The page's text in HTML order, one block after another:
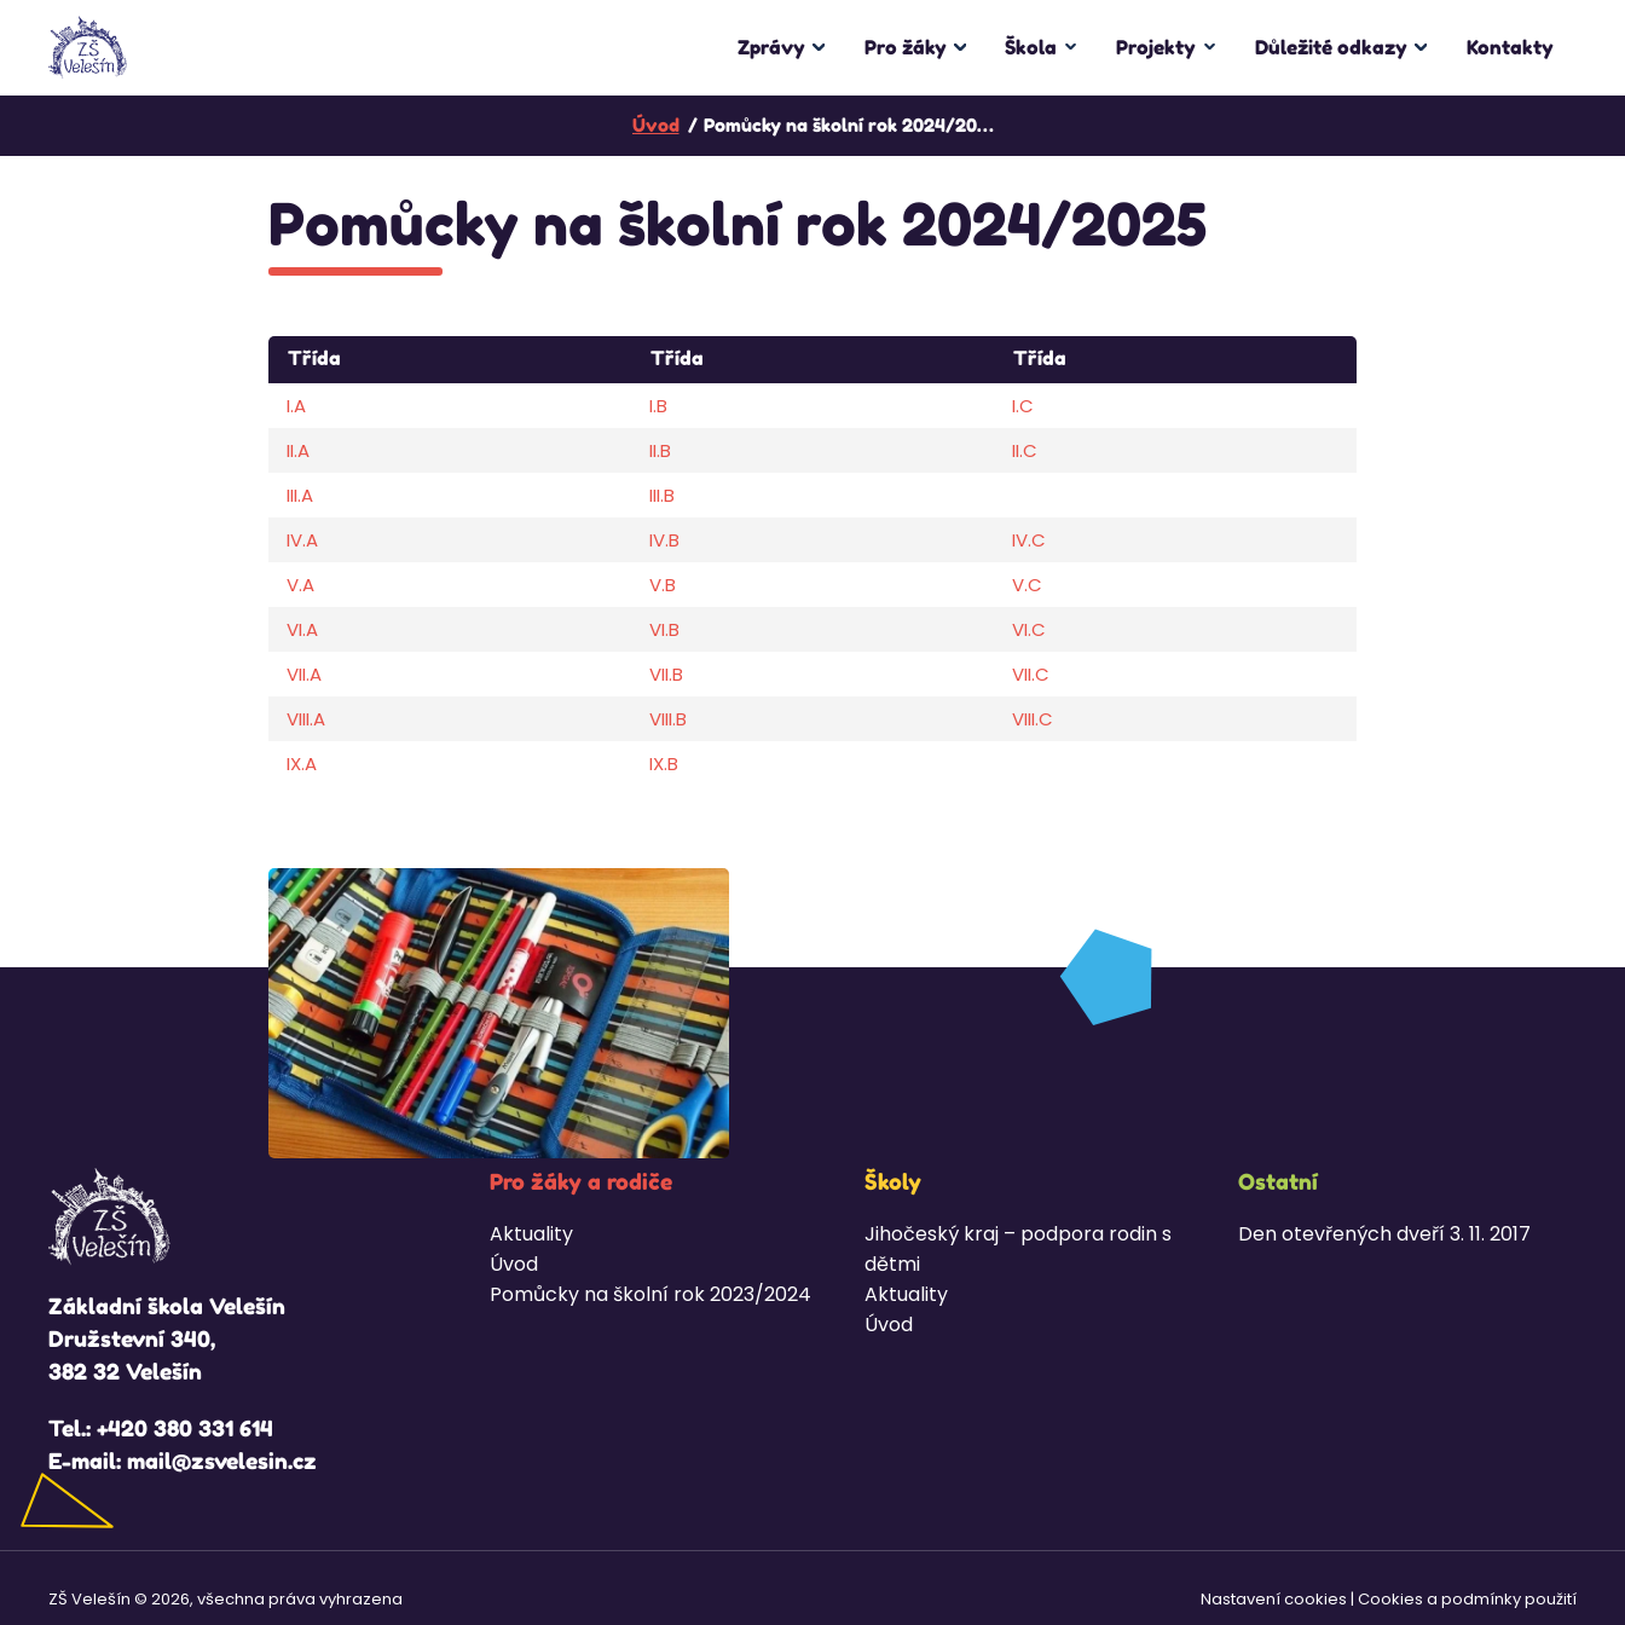
Zprávy Pro žáky Škola Projekty Důležité odkazy Kontakty
Úvod Pomůcky na školní rok 2024/2025
Pomůcky na školní rok 2024/2025
Třída Třída Třída
I.A I.B
I.C
II.A
II.B
II.C
III.A
III.B
IV.A
IV.B
IV.C
V.A
V.B
V.C
VI.A
VI.B
VI.C
VII.A
VII.B
VII.C
VIII.A
VIII.B
VIII.C
IX.A
IX.B
Základní škola Velešín
Družstevní 340,
382 32 Velešín
Tel.: +420 380 331 614
E-mail: mail@zsvelesin.cz
Pro žáky a rodiče
Aktuality
Úvod
Pomůcky na školní rok 2023/2024
Školy
Jihočeský kraj – podpora rodin s
dětmi
Aktuality
Úvod
Ostatní
Den otevřených dveří 3. 11. 2017
ZŠ Velešín © 2026, všechna práva vyhrazena Nastavení cookies | Cookies a podmínky použití